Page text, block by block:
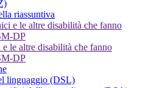
riassuntiva
le altre disabilità che fanno
DP
linguaggio (DSL)